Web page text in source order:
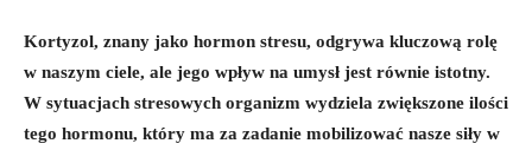
Kortyzol, znany jako hormon stresu, odgrywa kluczową rolę
w naszym ciele, ale jego wpływ na umysł jest równie istotny.
W sytuacjach stresowych organizm wydziela zwiększone ilości
tego hormonu, który ma za zadanie mobilizować nasze siły w